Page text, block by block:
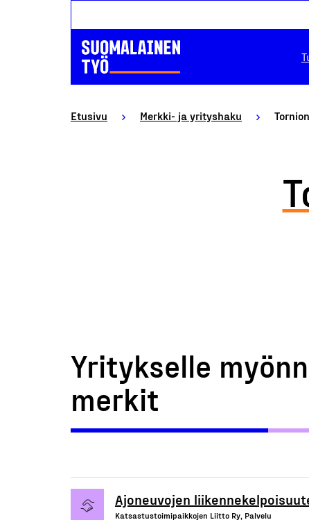
Etusivu Merkki- ja yrityshaku
Yritykselle
merkit
Ajoneuvojen
Katsastustoimipaikkojen Liitto Ry, Palvelu